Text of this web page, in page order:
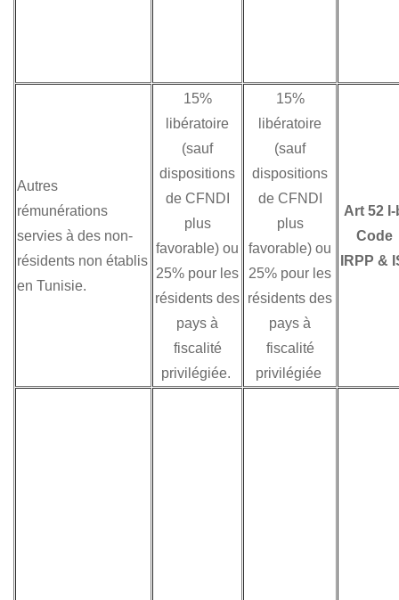
Autres
rémunérations
servies à des non-
résidents non établis
en Tunisie.
15%
libératoire
(sauf
dispositions
de CFNDI
plus
favorable) ou
25% pour les
résidents des
pays à
fiscalité
privilégiée.
15%
libératoire
(sauf
dispositions
de CFNDI
plus
favorable) ou
25% pour les
résidents des
pays à
fiscalité
privilégiée
Art 52 I-
Code
IRPP &